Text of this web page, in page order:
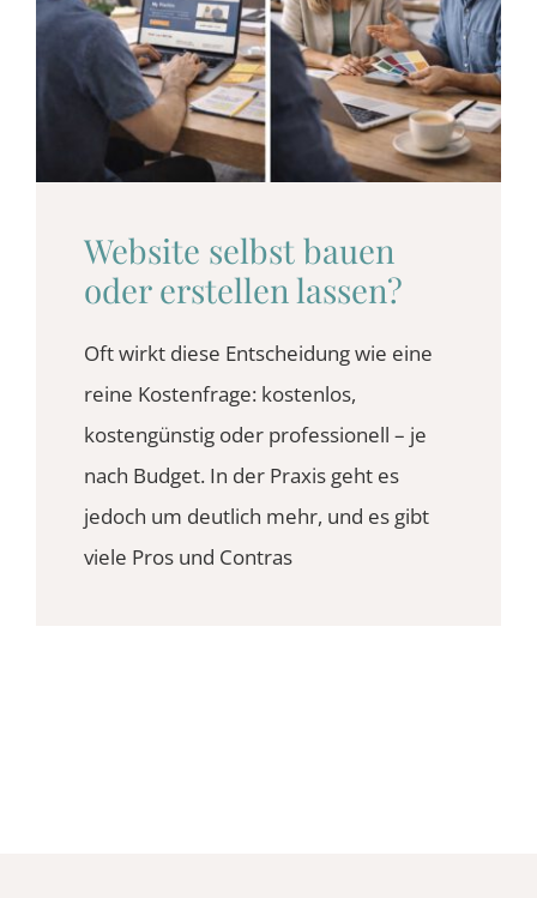
BLOG
KONTAKT
Website selbst bauen
oder erstellen lassen?
Oft wirkt diese Entscheidung wie eine
reine Kostenfrage: kostenlos,
kostengünstig oder professionell – je
nach Budget. In der Praxis geht es
jedoch um deutlich mehr, und es gibt
viele Pros und Contras